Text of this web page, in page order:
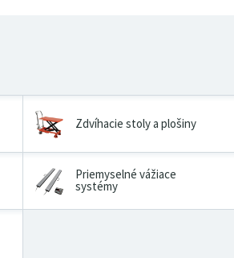
Zdvíhacie stoly a plošiny
Priemyselné vážiace
systémy